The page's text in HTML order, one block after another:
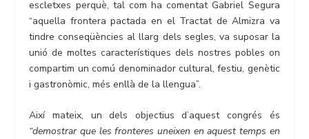
escletxes perquè, tal com ha comentat Gabriel Segura
“aquella frontera pactada en el Tractat de Almizra va
tindre conseqüències al llarg dels segles, va suposar la
unió de moltes característiques dels nostres pobles on
compartim un comú denominador cultural, festiu, genètic
i gastronòmic, més enllà de la llengua”.
Així mateix, un dels objectius d’aquest congrés és
“demostrar que les fronteres uneixen en aquest temps en